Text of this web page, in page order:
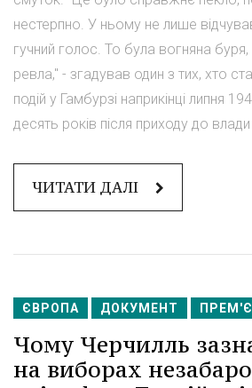
нестерпно. У ньому не лише
гучний голос. То була вогняна
ревла," - згадував один з тих, хто
подій у Гамбурзі наприкінці липня
десять років після приходу до
ЧИТАТИ ДАЛІ
ЄВРОПА ДОКУМЕНТ
Чому Черчилль
на виборах